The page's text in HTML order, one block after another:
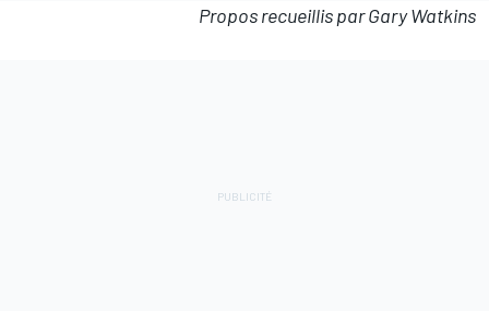
Propos recueillis par Gary Watkins